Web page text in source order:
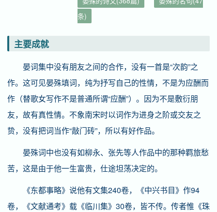
条)
主要成就
晏词集中没有朋友之间的合作，没有一首是“次韵”之
作。这可见晏殊填词，纯为抒写自己的性情，不是为应酬而
作（替歌女写作不是普通所谓“应酬”）。因为不是敷衍朋
友，故有真性情。不象南宋时以词作为进身之阶或交友之
贽，没有把词当作“敲门砖”，所以有好作品。
晏殊词中也没有如柳永、张先等人作品中的那种羁旅愁
苦，这是由于他一生富贵，仕途坦荡决定的。
《东都事略》说他有文集240卷，《中兴书目》作94
卷，《文献通考》载《临川集》30卷，皆不传。传者惟《珠